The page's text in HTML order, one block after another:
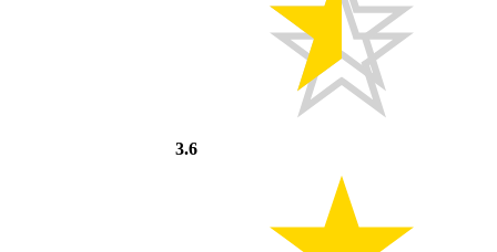
3.6